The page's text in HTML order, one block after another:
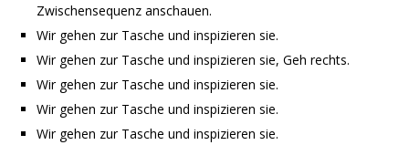
Zwischensequenz anschauen.
Wir gehen zur Tasche und inspizieren sie.
Wir gehen zur Tasche und inspizieren sie, Geh rechts.
Wir gehen zur Tasche und inspizieren sie.
Wir gehen zur Tasche und inspizieren sie.
Wir gehen zur Tasche und inspizieren sie.